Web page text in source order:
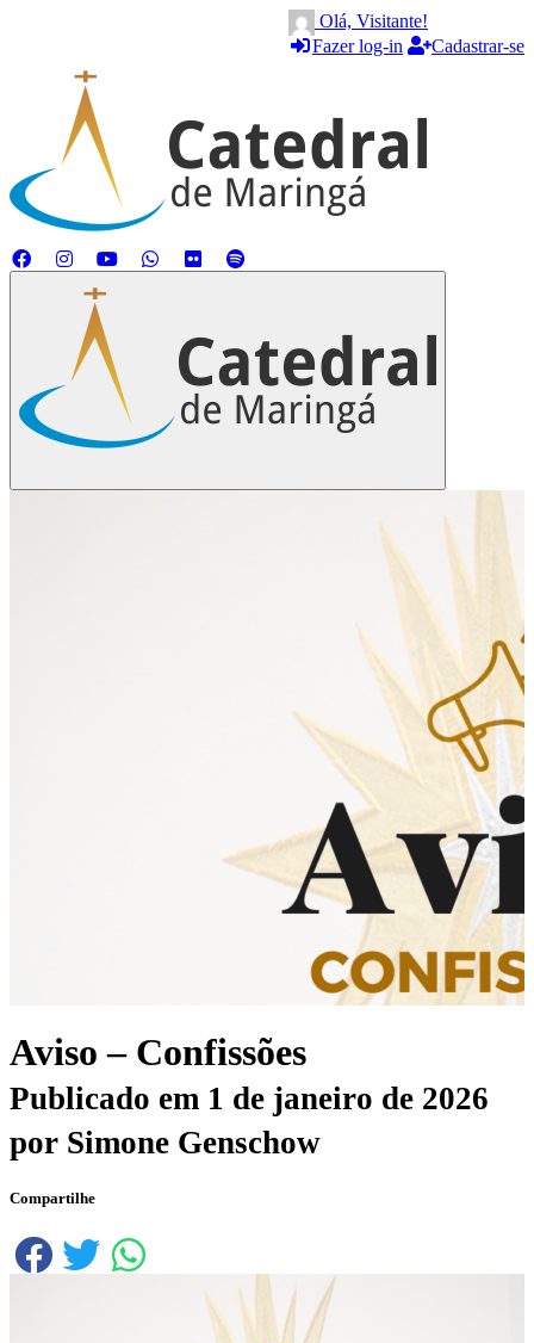
Olá, Visitante!
Fazer log-in
Cadastrar-se
Aviso – Confissões
Publicado em 1 de janeiro de 2026
por Simone Genschow
Compartilhe